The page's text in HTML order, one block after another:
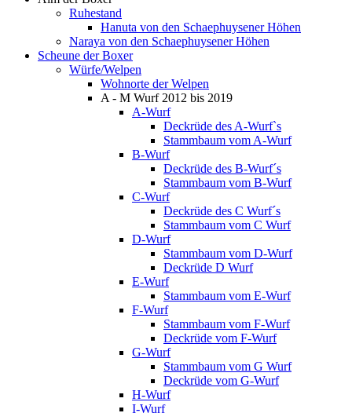
Ruhestand
Hanuta von den Schaephuysener Höhen
Naraya von den Schaephuysener Höhen
Scheune der Boxer
Würfe/Welpen
Wohnorte der Welpen
A - M Wurf 2012 bis 2019
A-Wurf
Deckrüde des A-Wurf`s
Stammbaum vom A-Wurf
B-Wurf
Deckrüde des B-Wurf´s
Stammbaum vom B-Wurf
C-Wurf
Deckrüde des C Wurf´s
Stammbaum vom C Wurf
D-Wurf
Stammbaum vom D-Wurf
Deckrüde D Wurf
E-Wurf
Stammbaum vom E-Wurf
F-Wurf
Stammbaum vom F-Wurf
Deckrüde vom F-Wurf
G-Wurf
Stammbaum vom G Wurf
Deckrüde vom G-Wurf
H-Wurf
I-Wurf